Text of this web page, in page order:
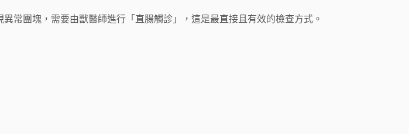
常團塊，需要由獸醫師進行「直腸觸診」，這是最直接且有效的檢查方式。